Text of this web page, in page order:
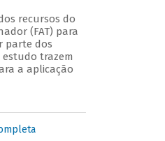
recursos do
(FAT) para
parte dos
trazem
a aplicação